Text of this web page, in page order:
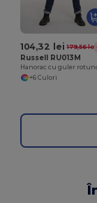
104,32 lei 179,56 lei
Russell RU013M
+6 Culori